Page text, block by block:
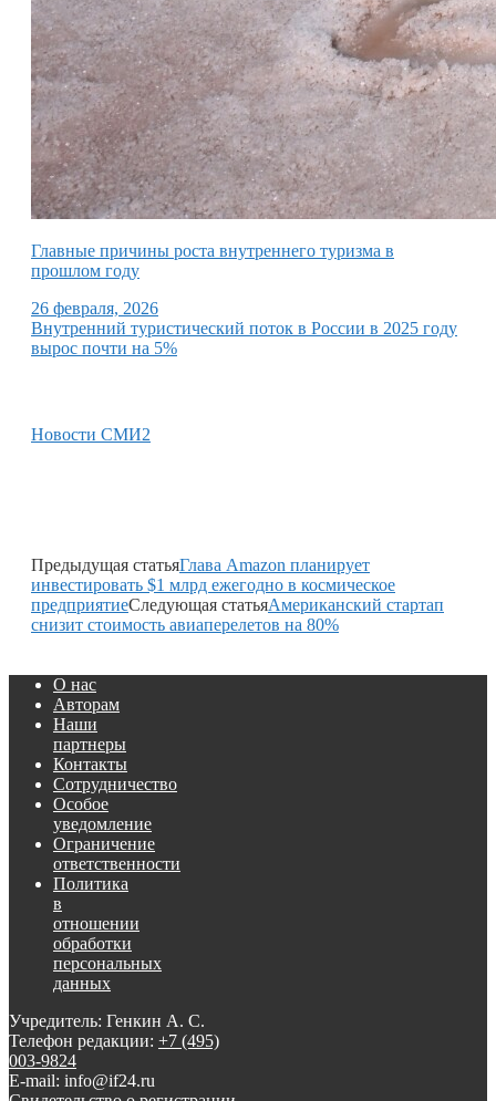
Главные причины роста внутреннего туризма в
прошлом году
26 февраля, 2026
Внутренний туристический поток в России в 2025 году
вырос почти на 5%
Новости СМИ2
Предыдущая статьяГлава Amazon планирует
инвестировать $1 млрд ежегодно в космическое
предприятиеСледующая статьяАмериканский стартап
снизит стоимость авиаперелетов на 80%
О нас
Авторам
Наши
партнеры
Контакты
Сотрудничество
Особое
уведомление
Ограничение
ответственности
Политика
в
отношении
обработки
персональных
данных
Учредитель: Генкин А. С.
Телефон редакции: +7 (495)
003-9824
E-mail: info@if24.ru